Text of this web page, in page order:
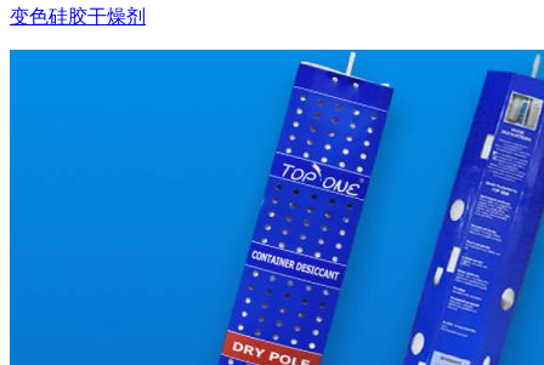
变色硅胶干燥剂